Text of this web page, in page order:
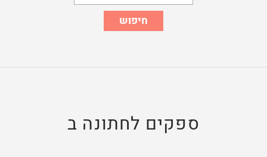
חיפוש
ספקים לחתונה ב